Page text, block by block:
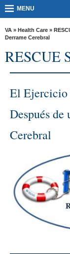
MORE
VA
Health
About
VA
Resources
Locations
Contact
Us
skip
content
MENU
VA » Health Care »
Derrame Cerebral
RESCUE
El Ejercicio
Después de
Cerebral